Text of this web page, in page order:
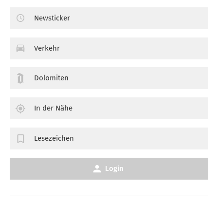
Newsticker
Verkehr
Dolomiten
In der Nähe
Lesezeichen
Login